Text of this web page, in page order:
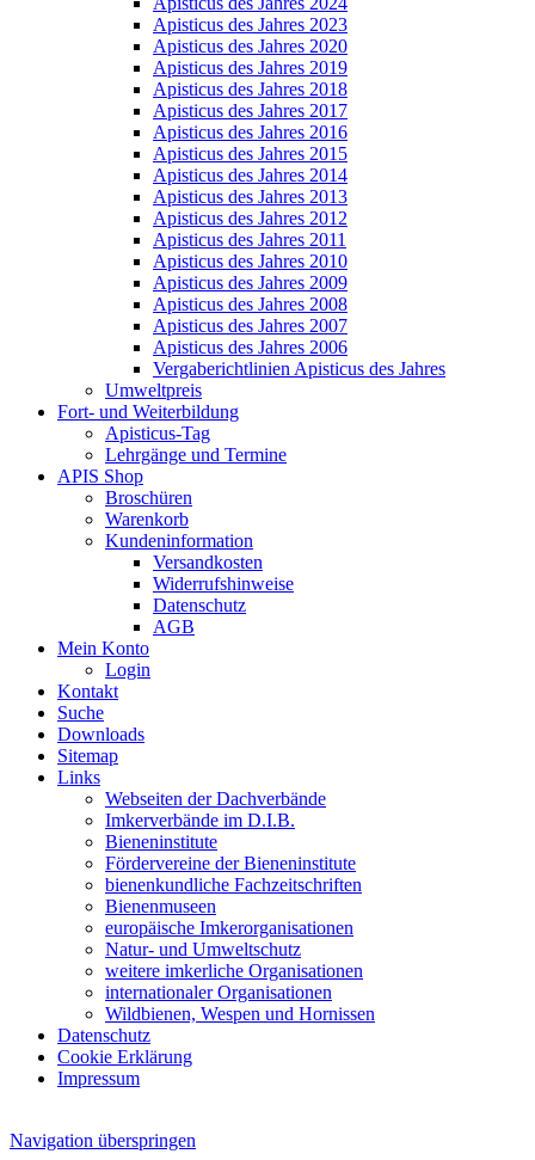
Apisticus des Jahres 2023
Apisticus des Jahres 2020
Apisticus des Jahres 2019
Apisticus des Jahres 2018
Apisticus des Jahres 2017
Apisticus des Jahres 2016
Apisticus des Jahres 2015
Apisticus des Jahres 2014
Apisticus des Jahres 2013
Apisticus des Jahres 2012
Apisticus des Jahres 2011
Apisticus des Jahres 2010
Apisticus des Jahres 2009
Apisticus des Jahres 2008
Apisticus des Jahres 2007
Apisticus des Jahres 2006
Vergaberichtlinien Apisticus des Jahres
Umweltpreis
Fort- und Weiterbildung
Apisticus-Tag
Lehrgänge und Termine
APIS Shop
Broschüren
Warenkorb
Kundeninformation
Versandkosten
Widerrufshinweise
Datenschutz
AGB
Mein Konto
Login
Kontakt
Suche
Downloads
Sitemap
Links
Webseiten der Dachverbände
Imkerverbände im D.I.B.
Bieneninstitute
Fördervereine der Bieneninstitute
bienenkundliche Fachzeitschriften
Bienenmuseen
europäische Imkerorganisationen
Natur- und Umweltschutz
weitere imkerliche Organisationen
internationaler Organisationen
Wildbienen, Wespen und Hornissen
Datenschutz
Cookie Erklärung
Impressum
Navigation überspringen